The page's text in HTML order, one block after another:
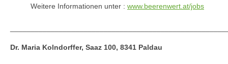
Weitere Informationen unter : www.beerenwert.at/jobs
Dr. Maria Kolndorffer, Saaz 100, 8341 Paldau